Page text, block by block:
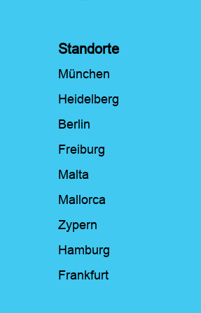
Standorte
München
Heidelberg
Berlin
Freiburg
Malta
Mallorca
Zypern
Hamburg
Frankfurt